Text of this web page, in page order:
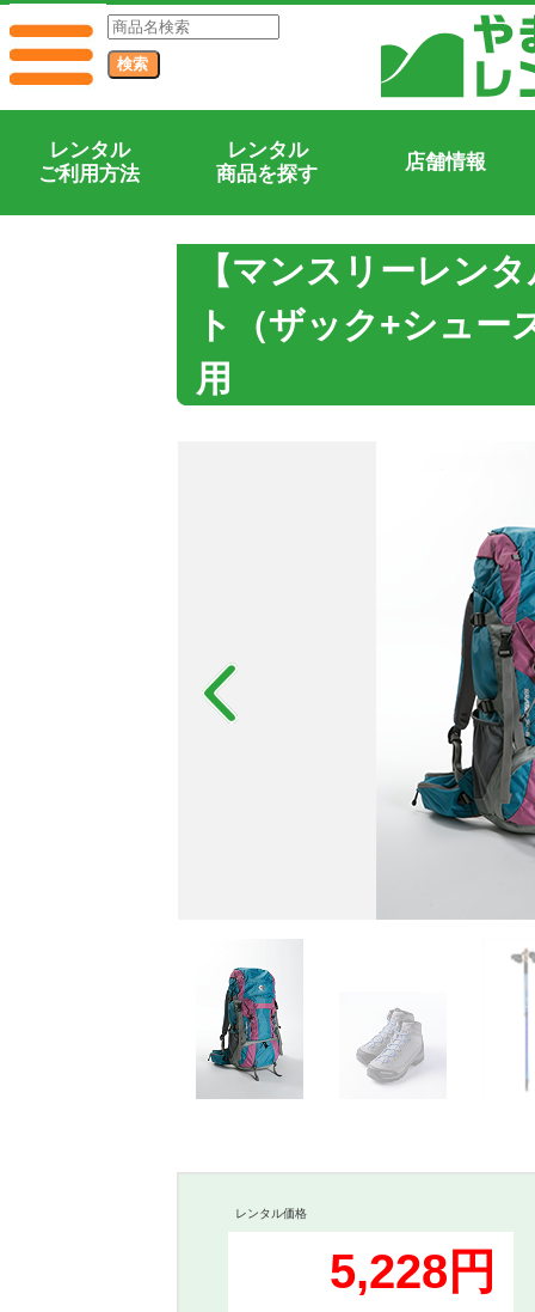
レンタル
ご利用方法
レンタル
商品を探す
店舗情報
【マンスリーレン
ト（ザック+シュー
用
レンタル価格
5,228円